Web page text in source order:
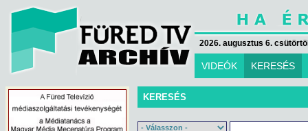
2026. augusztus 6.
VIDEÓK KERESÉS
KERESÉS